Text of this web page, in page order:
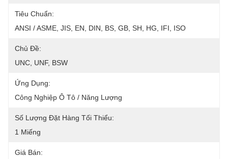
Tiêu Chuẩn:
ANSI / ASME, JIS, EN, DIN, BS, GB, SH, HG, IFI, ISO
Chủ Đề:
UNC, UNF, BSW
Ứng Dụng:
Công Nghiệp Ô Tô / Năng Lượng
Số Lượng Đặt Hàng Tối Thiểu:
1 Miếng
Giá Bán: